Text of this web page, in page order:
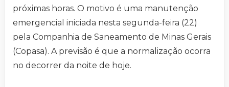
próximas horas. O motivo é uma manutenção
emergencial iniciada nesta segunda-feira (22)
pela Companhia de Saneamento de Minas Gerais
(Copasa). A previsão é que a normalização ocorra
no decorrer da noite de hoje.